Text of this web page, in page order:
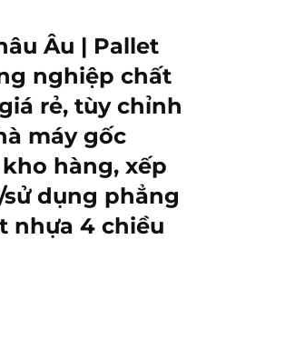
Âu | Pallet
nghiệp chất
rẻ, tùy chỉnh
máy gốc
hàng, xếp
dụng phẳng
nhựa 4 chiều